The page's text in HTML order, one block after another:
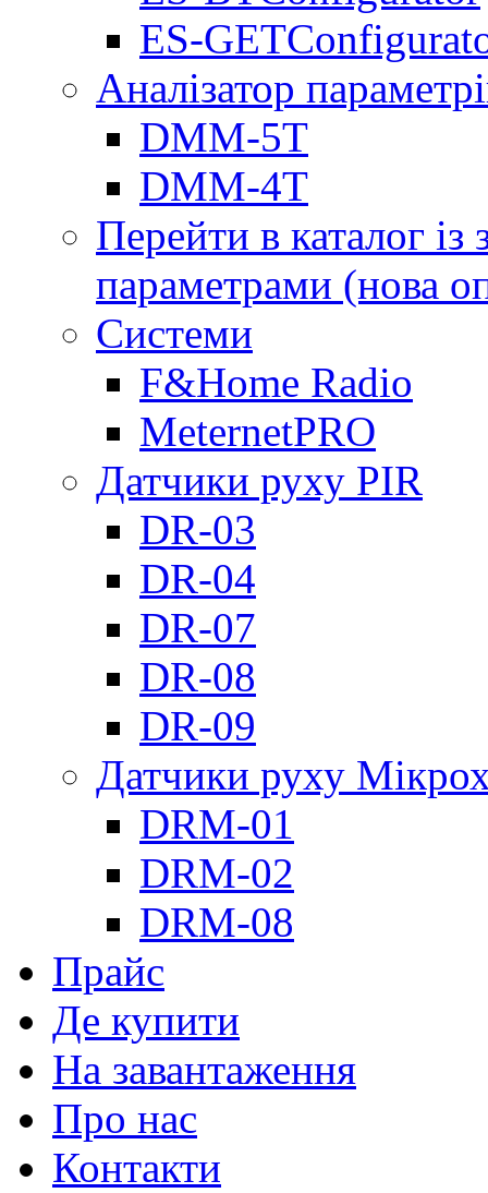
ES-
Аналізатор
DMM-5T
DMM-4T
Перейти в каталог
параметрами (нова
Системи
F&Home Radio
MeternetPRO
Датчики руху PIR
DR-03
DR-04
DR-07
DR-08
DR-09
Датчики руху
DRM-01
DRM-02
DRM-08
Прайс
Де купити
На завантаження
Про нас
Контакти